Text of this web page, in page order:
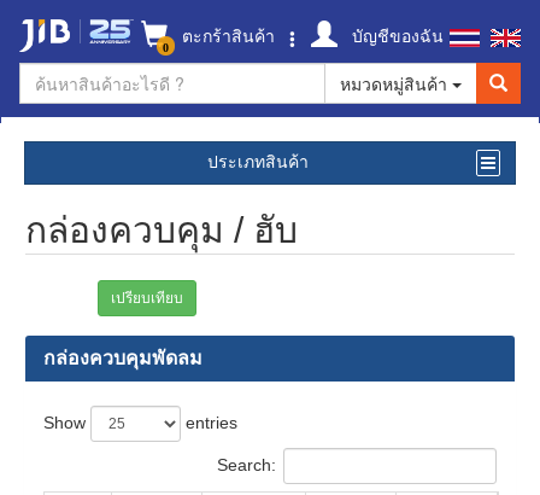
0 ตะกร้าสินค้า
บัญชีของฉัน
หมวดหมู่สินค้า
ประเภทสินค้า
กล่องควบคุม / ฮับ
เปรียบเทียบ
กล่องควบคุมพัดลม
Show entries
Search: